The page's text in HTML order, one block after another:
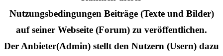
Nutzungsbedingungen Beiträge (Texte und Bilder)
auf seiner Webseite (Forum) zu veröffentlichen.
Der Anbieter(Admin) stellt den Nutzern (Usern) dazu